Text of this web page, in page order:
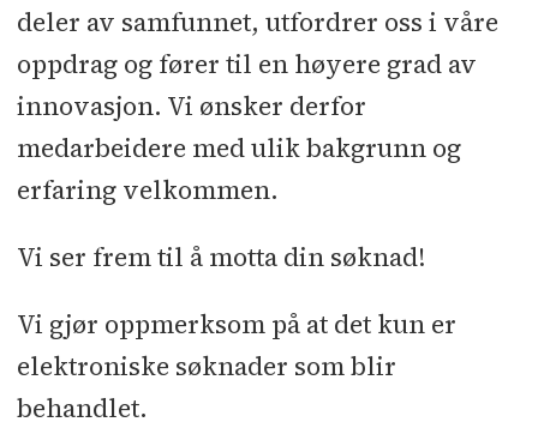
deler av samfunnet, utfordrer oss i våre
oppdrag og fører til en høyere grad av
innovasjon. Vi ønsker derfor
medarbeidere med ulik bakgrunn og
erfaring velkommen.
Vi ser frem til å motta din søknad!
Vi gjør oppmerksom på at det kun er
elektroniske søknader som blir
behandlet.